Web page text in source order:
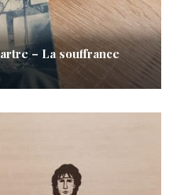
– La souffrance